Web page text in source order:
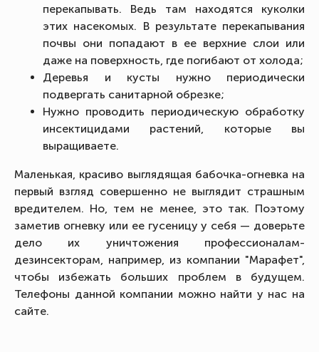
перекапывать. Ведь там находятся куколки
этих насекомых. В результате перекапывания
почвы они попадают в ее верхние слои или
даже на поверхность, где погибают от холода;
Деревья и кусты нужно периодически
подвергать санитарной обрезке;
Нужно проводить периодическую обработку
инсектицидами растений, которые вы
выращиваете.
Маленькая, красиво выглядящая бабочка-огневка на
первый взгляд совершенно не выглядит страшным
вредителем. Но, тем не менее, это так. Поэтому
заметив огневку или ее гусеницу у себя — доверьте
дело их уничтожения профессионалам-
дезинсекторам, например, из компании "Марафет",
чтобы избежать больших проблем в будущем.
Телефоны данной компании можно найти у нас на
сайте.